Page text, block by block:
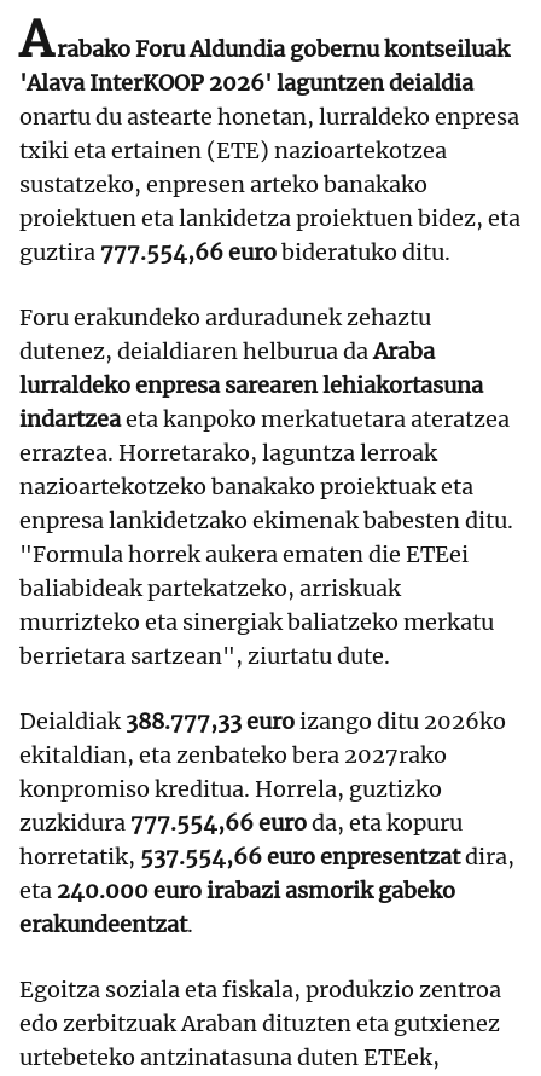
Arabako Foru Aldundia gobernu kontseiluak
'Alava InterKOOP 2026' laguntzen deialdia
onartu du astearte honetan, lurraldeko enpresa
txiki eta ertainen (ETE) nazioartekotzea
sustatzeko, enpresen arteko banakako
proiektuen eta lankidetza proiektuen bidez, eta
guztira 777.554,66 eurobideratuko ditu.
Foru erakundeko arduradunek zehaztu
dutenez, deialdiaren helburua daAraba
lurraldeko enpresa sarearen lehiakortasuna
indartzeaeta kanpoko merkatuetara ateratzea
erraztea. Horretarako, laguntza lerroak
nazioartekotzeko banakako proiektuak eta
enpresa lankidetzako ekimenak babesten ditu.
"Formula horrek aukera ematen die ETEei
baliabideak partekatzeko, arriskuak
murrizteko eta sinergiak baliatzeko merkatu
berrietara sartzean", ziurtatu dute.
Deialdiak388.777,33 euroizango ditu 2026ko
ekitaldian, eta zenbateko bera 2027rako
konpromiso kreditua. Horrela, guztizko
zuzkidura 777.554,66 euroda, eta kopuru
horretatik, 537.554,66 euro enpresentzatdira,
eta 240.000 euro irabazi asmorik gabeko
erakundeentzat.
Egoitza soziala eta fiskala, produkzio zentroa
edo zerbitzuak Araban dituzten eta gutxienez
urtebeteko antzinatasuna duten ETEek,